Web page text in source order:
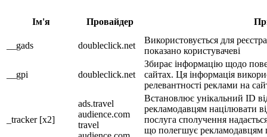
Ім'я Провайдер
__gads doubleclick.net
Використовується для
показано користувачеві
__gpi doubleclick.net
Збирає інформацію щодо
сайтах. Ця інформація
релевантності реклами на
_tracker [x2]
ads.travel
audience.com
travel
Встановлює унікальний ID
рекламодавцям націлювати
послуга сполучення
що полегшує рекламодавцям